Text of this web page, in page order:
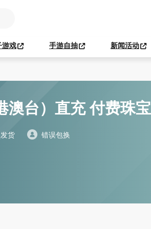
游戏 手游自抽 新闻活动
澳台）直充 付费珠宝
货 错误包换